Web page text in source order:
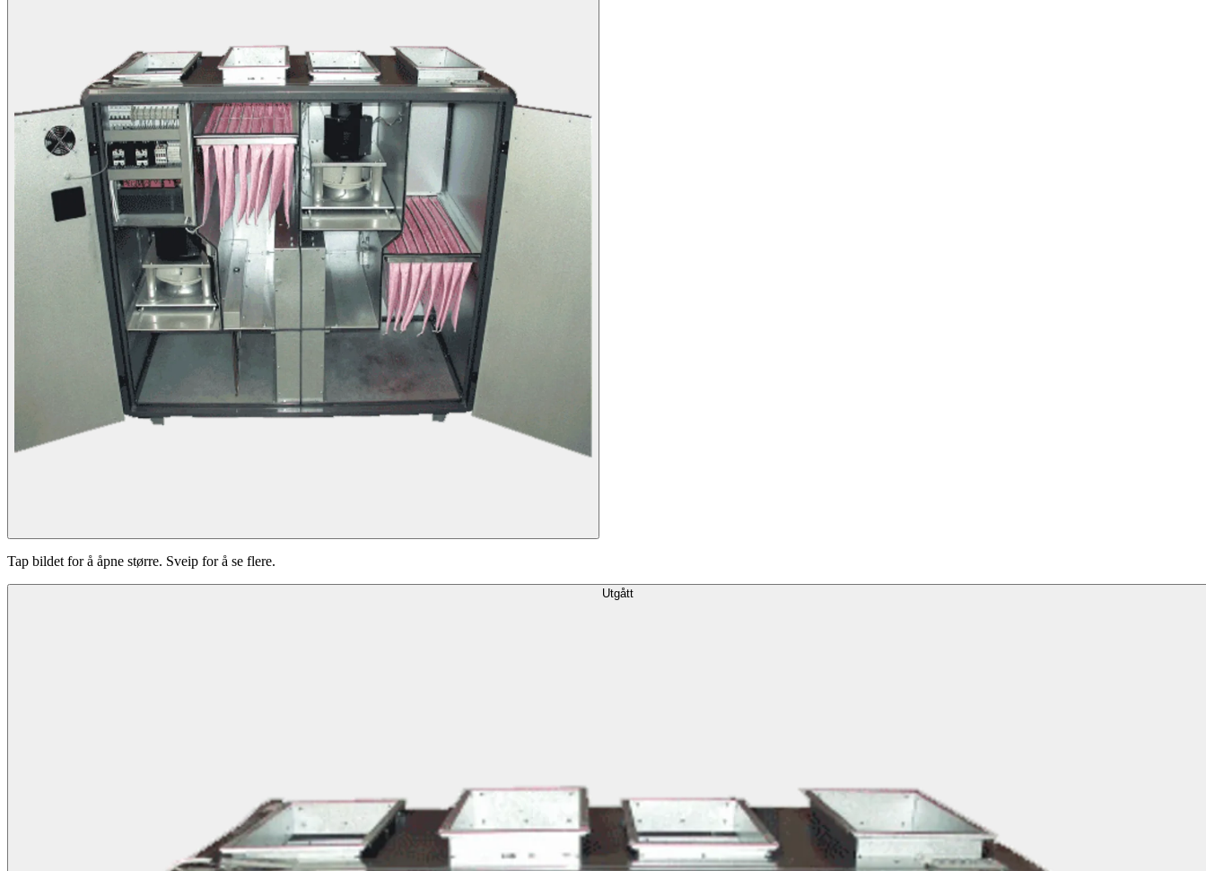
Tap bildet for å åpne større. Sveip for å se flere.
Utgått